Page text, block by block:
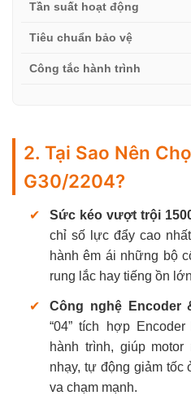
Tần suất hoạt động
Tiêu chuẩn bảo vệ
Công tắc hành trình
2. Tại Sao Nên
G30/2204?
✔ Sức kéo vượt trội
chỉ số lực đẩy cao
hành êm ái những bộ
rung lắc hay tiếng ồn
✔ Công nghệ Encoder
“04” tích hợp
hành trình, giúp
nhạy, tự động giảm tốc
va chạm mạnh.